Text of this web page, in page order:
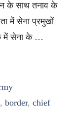
के साथ तनाव के
में सेना प्रमुखों
में सेना के …
, border, chief